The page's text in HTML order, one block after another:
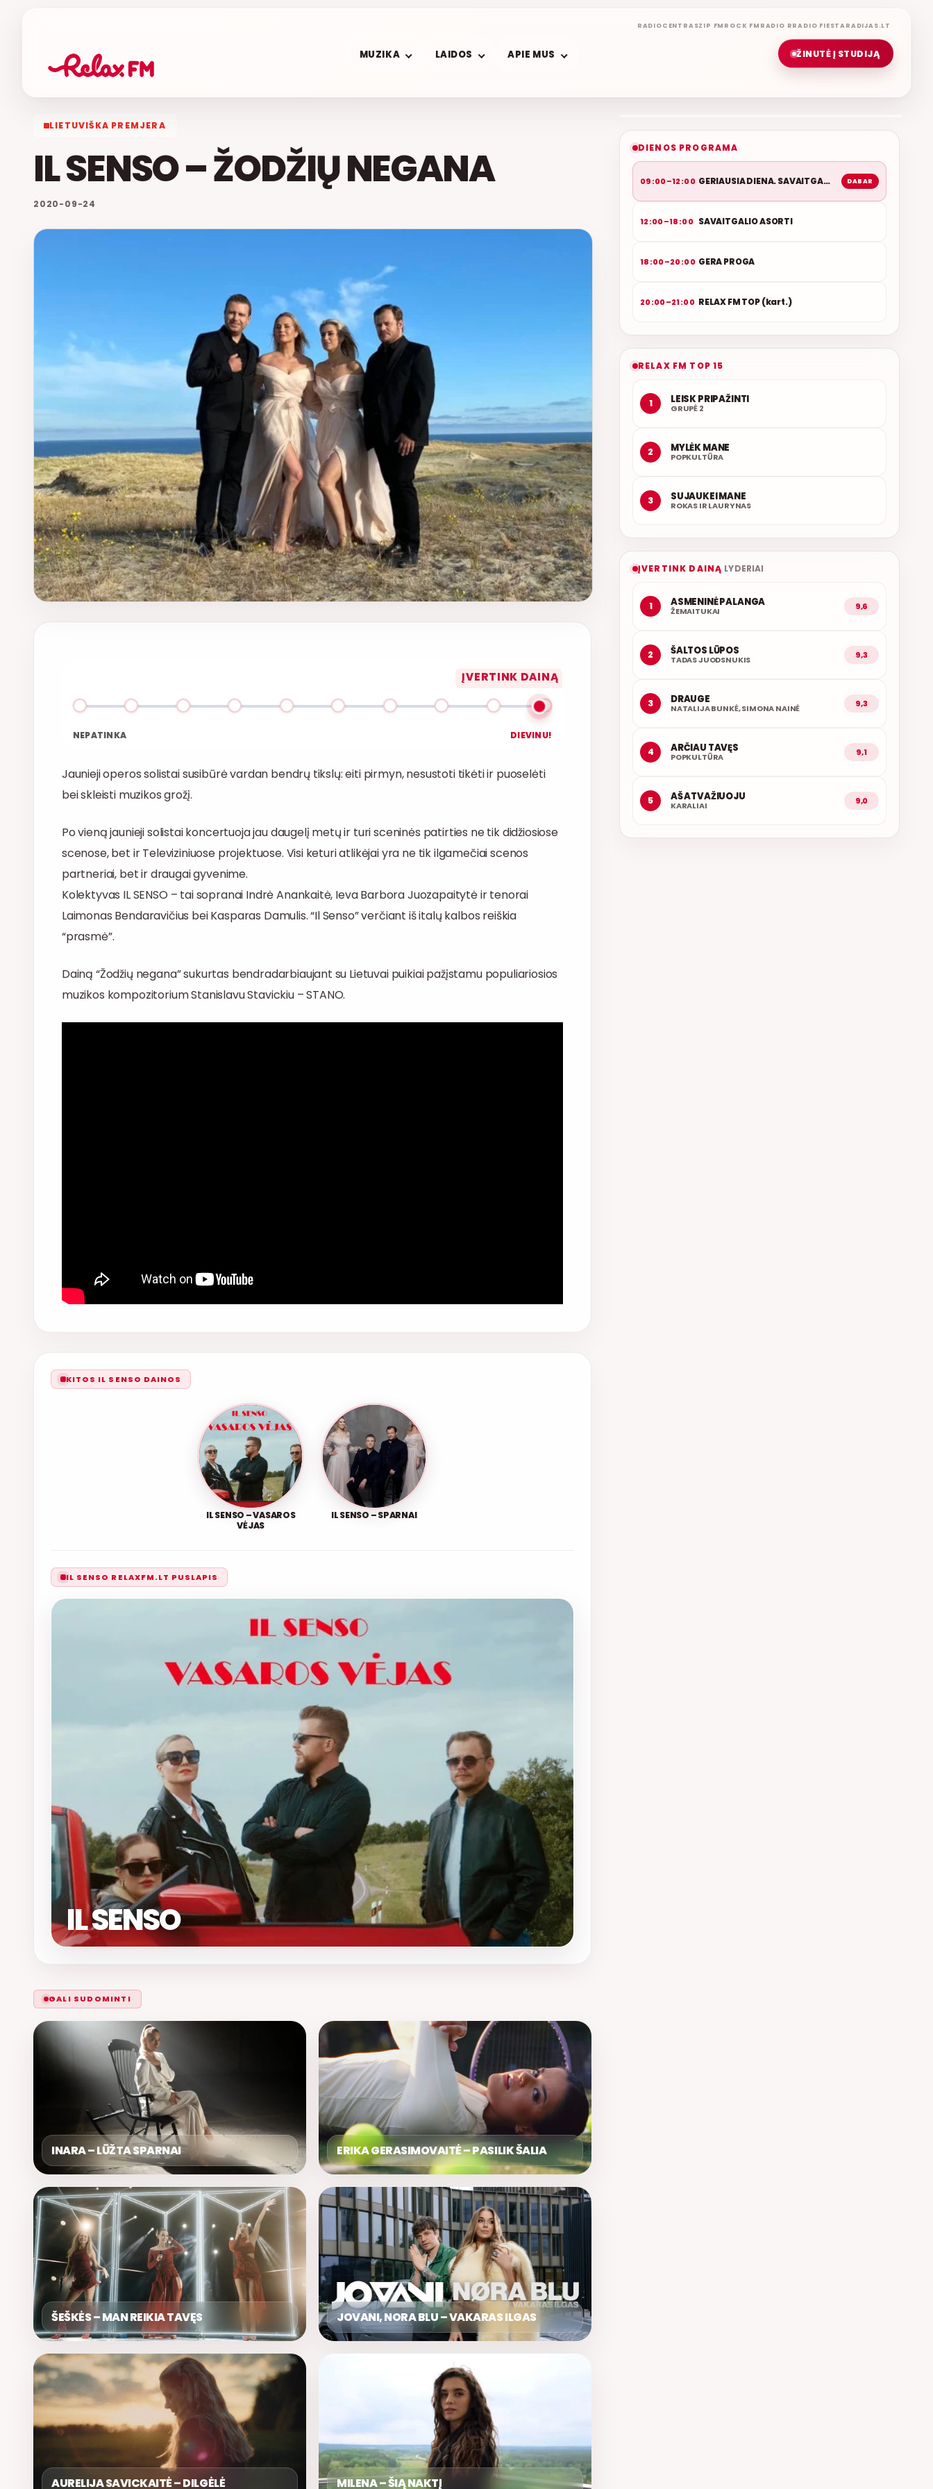
RADIOCENTRASZIP FM ROCK FM RADIO RRADIO FIESTARADIJAS.LT
ŽINUTĖ Į STUDIJĄ
MUZIKA LAIDOS APIE MUS
LIETUVIŠKA PREMJERA
IL SENSO – ŽODŽIŲ NEGANA
2020-09-24
ĮVERTINK DAINĄ
NEPATINKA DIEVINU!
Jaunieji operos solistai susibūrė vardan bendrų tikslų: eiti pirmyn, nesustoti tikėti ir puoselėti
bei skleisti muzikos grožį.
Po vieną jaunieji solistai koncertuoja jau daugelį metų ir turi sceninės patirties ne tik didžiosiose
scenose, bet ir Televiziniuose projektuose. Visi keturi atlikėjai yra ne tik ilgamečiai scenos
partneriai, bet ir draugai gyvenime.
Kolektyvas IL SENSO – tai sopranai Indrė Anankaitė, Ieva Barbora Juozapaitytė ir tenorai
Laimonas Bendaravičius bei Kasparas Damulis. “Il Senso” verčiant iš italų kalbos reiškia
“prasmė”.
Dainą “Žodžių negana” sukurtas bendradarbiaujant su Lietuvai puikiai pažįstamu populiariosios
muzikos kompozitorium Stanislavu Stavickiu – STANO.
KITOS IL SENSO DAINOS
IL SENSO – VASAROS
VĖJAS
IL SENSO – SPARNAI
IL SENSO RELAXFM.LT PUSLAPIS
IL SENSO
GALI SUDOMINTI
INARA – LŪŽTA SPARNAI ERIKA GERASIMOVAITĖ – PASILIK ŠALIA
ŠEŠKĖS – MAN REIKIA TAVĘS JOVANI, NORA BLU – VAKARAS ILGAS
AURELIJA SAVICKAITĖ – DILGĖLĖ MILENA – ŠIĄ NAKTĮ
ETERYJE
GERIAUSIA DIENA. SAVAITGALIS REMIGIJUS LUKOČIUS
DIENOS PROGRAMA
09:00–12:00 GERIAUSIA DIENA. SAVAITGALIS DABAR
12:00–18:00 SAVAITGALIO ASORTI
18:00–20:00 GERA PROGA
20:00–21:00 RELAX FM TOP (kart.)
RELAX FM TOP 15
1 LEISK PRIPAŽINTI
GRUPĖ 2
2 MYLĖK MANE
POPKULTŪRA
3 SUJAUKEI MANE
ROKAS IR LAURYNAS
ĮVERTINK DAINĄ LYDERIAI
1 ASMENINĖ PALANGA
ŽEMAITUKAI 9,6
2 ŠALTOS LŪPOS
TADAS JUODSNUKIS 9,3
3 DRAUGE
NATALIJA BUNKĖ, SIMONA NAINĖ 9,3
4 ARČIAU TAVĘS
POPKULTŪRA 9,1
5 AŠ ATVAŽIUOJU
KARALIAI 9,0